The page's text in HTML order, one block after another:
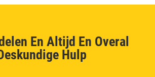
En Altijd En Overal
Hulp